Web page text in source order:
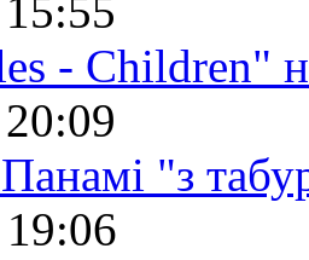
- Children"
"з